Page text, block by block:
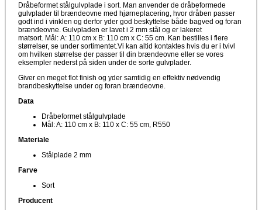
Dråbeformet stålgulvplade i sort. Man anvender de dråbeformede
gulvplader til brændeovne med hjørneplacering, hvor dråben passer
godt ind i vinklen og derfor yder god beskyttelse både bagved og foran
brændeovne. Gulvpladen er lavet i 2 mm stål og er lakeret
matsort. Mål: A: 110 cm x B: 110 cm x C: 55 cm. Kan bestilles i flere
størrelser, se under sortimentet.Vi kan altid kontaktes hvis du er i tvivl
om hvilken størrelse der passer til din brændeovne eller se vores
eksempler nederst på siden under de sorte gulvplader.
Giver en meget flot finish og yder samtidig en effektiv nødvendig
brandbeskyttelse under og foran brændeovne.
Data
Dråbeformet stålgulvplade
Mål: A: 110 cm x B: 110 x C: 55 cm, R550
Materiale
Stålplade 2 mm
Farve
Sort
Producent